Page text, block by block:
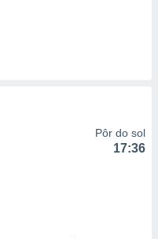
Pôr do sol
17:36